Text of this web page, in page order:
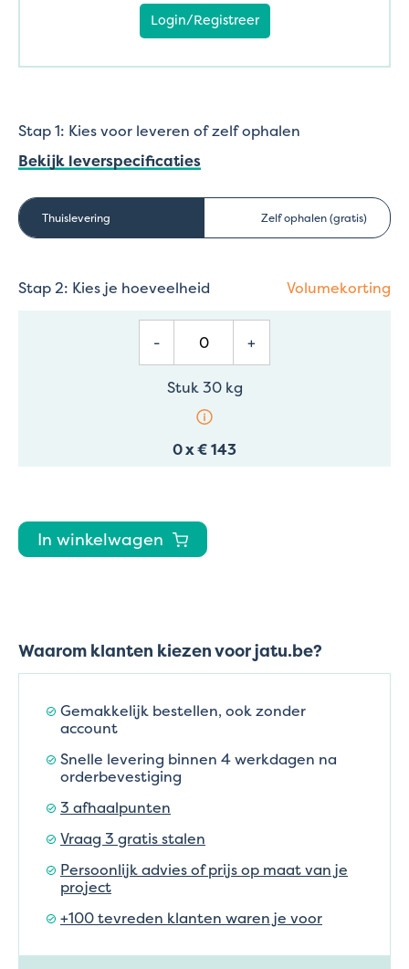
Login/Registreer
Stap 1: Kies voor leveren of zelf ophalen
Bekijk leverspecificaties
Thuislevering Zelf ophalen (gratis)
Stap 2: Kies je hoeveelheid Volumekorting
- +
Stuk 30 kg
0x€ 143
In winkelwagen
Waarom klanten kiezen voor jatu.be?
Gemakkelijk bestellen, ook zonder
account
Snelle levering binnen 4 werkdagen na
orderbevestiging
3 afhaalpunten
Vraag 3 gratis stalen
Persoonlijk advies of prijs op maat van je
project
+100 tevreden klanten waren je voor